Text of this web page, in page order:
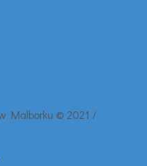
w Malborku © 2021 /